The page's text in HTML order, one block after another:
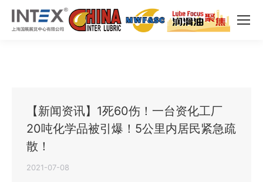
【新闻资讯】1死60伤！一台资化工厂
20吨化学品被引爆！5公里内居民紧急疏
散！
2021-07-08